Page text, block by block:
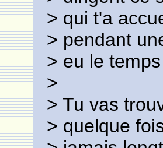
> qui t'a
> pendant
> eu le
>
> Tu vas
> quelque